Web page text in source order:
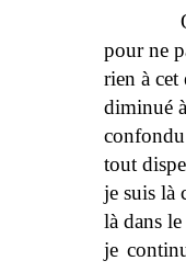
pour ne
rien à
diminué
tout
je suis là
là dans
je